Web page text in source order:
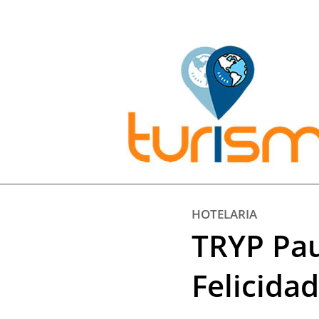
Pesquisar:
HOTELARIA
TRYP